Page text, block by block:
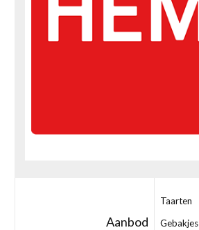
Aanbod
Taarten
Gebakjes